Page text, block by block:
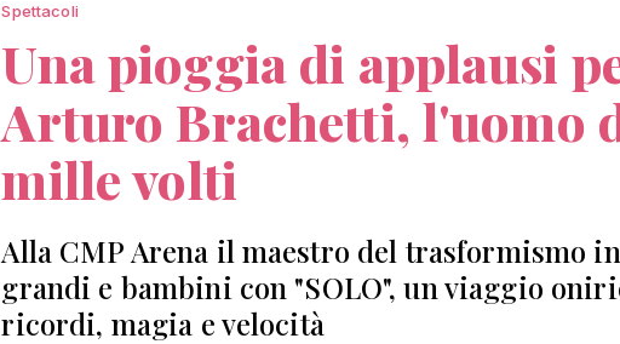
Spettacoli
Una pioggia di applausi
Arturo Brachetti, l'uomo
mille volti
Alla CMP Arena il maestro del trasformismo
grandi e bambini con "SOLO", un viaggio
ricordi, magia e velocità